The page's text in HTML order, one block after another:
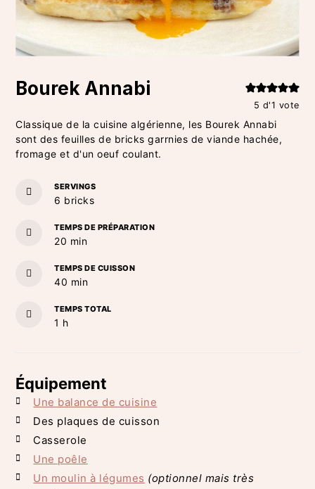
5 d'1 vote
Bourek Annabi
Classique de la cuisine algérienne, les Bourek Annabi
sont des feuilles de bricks garrnies de viande hachée,
fromage et d'un oeuf coulant.
SERVINGS
6 bricks
TEMPS DE PRÉPARATION
20 minutes
min
TEMPS DE CUISSON
40 minutes
min
TEMPS TOTAL
1 heure
h
Équipement
Une balance de cuisine
Des plaques de cuisson
Casserole
Une poêle
Un moulin à légumes (optionnel mais très